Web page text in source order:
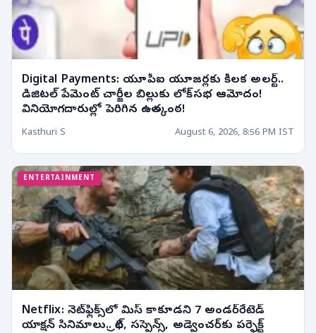
Digital Payments: యూపీఐ యూజర్లకు కీలక అలర్ట్..
డిజిటల్ పేమెంట్ చార్జీల బిల్లుకు లోక్‌సభ ఆమోదం!
వినియోగదారుల్లో పెరిగిన ఉత్కంఠ!
Kasthuri S August 6, 2026, 8:56 PM IST
ENTERTAINMENT
Netflix: నెట్‌ఫ్లిక్స్‌లో మిస్ కాకూడని 7 అండర్‌రేటెడ్
యాక్షన్ సినిమాలు.. థ్రిల్, సస్పెన్స్, అడ్వెంచర్‌కు పర్ఫెక్ట్